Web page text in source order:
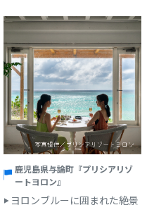
鹿児島県与論町『プリシアリゾ
ートヨロン』
ヨロンブルーに囲まれた絶景